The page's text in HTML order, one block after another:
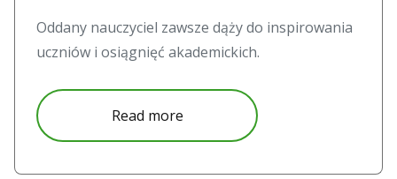
Oddany nauczyciel zawsze dąży do inspirowania
uczniów i osiągnięć akademickich.
Read moreabout Bezpłatna technologia